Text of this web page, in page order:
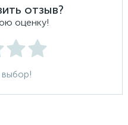
отзыв?
оценку!
выбор!